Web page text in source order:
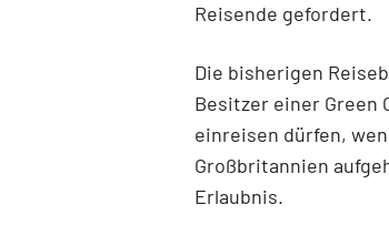
Reisende gefordert.
Die bisherigen
Besitzer einer Green
einreisen dürfen,
Großbritannien
Erlaubnis.